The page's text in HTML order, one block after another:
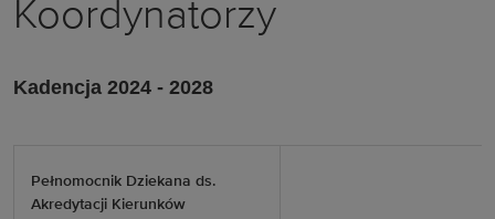
Koordynatorzy
Kadencja 2024 - 2028
Pełnomocnik Dziekana ds.
Akredytacji Kierunków